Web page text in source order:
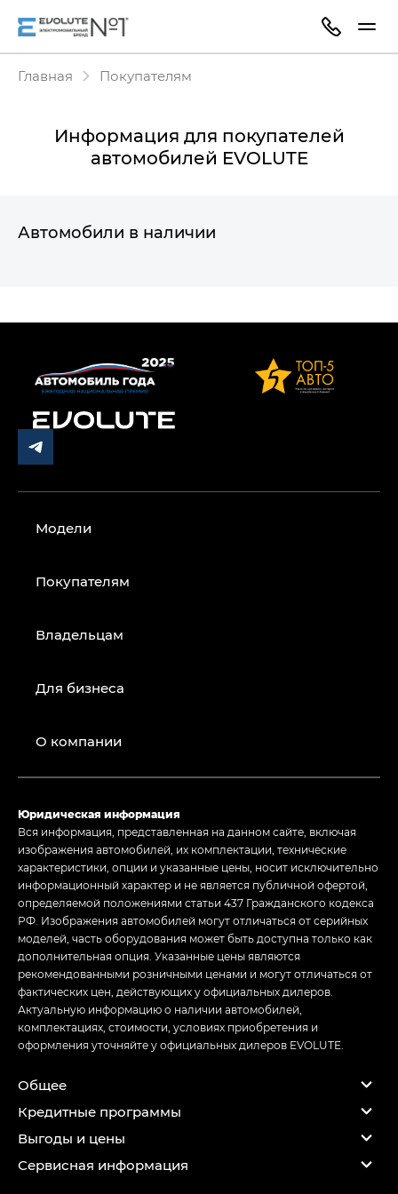
Главная Покупателям
Информация для покупателей
автомобилей EVOLUTE
Автомобили в наличии
Модели
Покупателям
Владельцам
Для бизнеса
О компании
Юридическая информация
Вся информация, представленная на данном сайте, включая
изображения автомобилей, их комплектации, технические
характеристики, опции и указанные цены, носит исключительно
информационный характер и не является публичной офертой,
определяемой положениями статьи 437 Гражданского кодекса
РФ. Изображения автомобилей могут отличаться от серийных
моделей, часть оборудования может быть доступна только как
дополнительная опция. Указанные цены являются
рекомендованными розничными ценами и могут отличаться от
фактических цен, действующих у официальных дилеров.
Актуальную информацию о наличии автомобилей,
комплектациях, стоимости, условиях приобретения и
оформления уточняйте у официальных дилеров EVOLUTE.
Общее
Кредитные программы
Выгоды и цены
Сервисная информация